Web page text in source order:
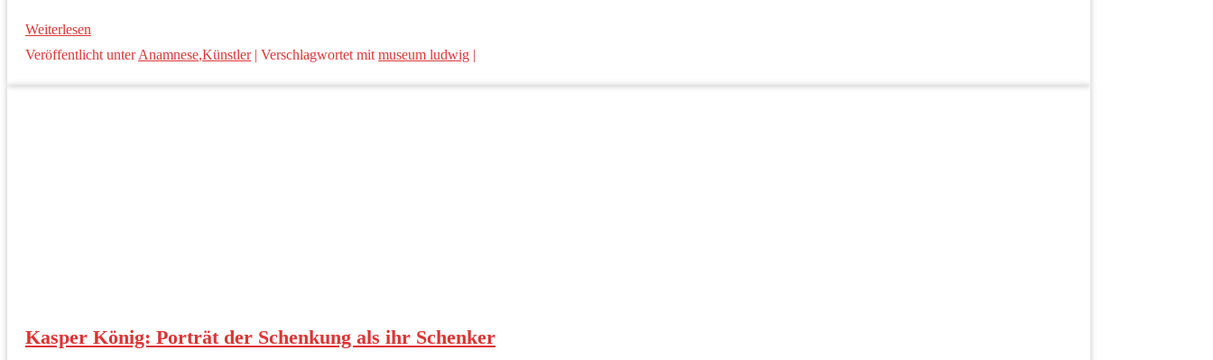
Weiterlesen
Veröffentlicht unterAnamnese,Künstler| Verschlagwortet mit museum ludwig
Kasper König: Porträt der Schenkung als ihr Schenker